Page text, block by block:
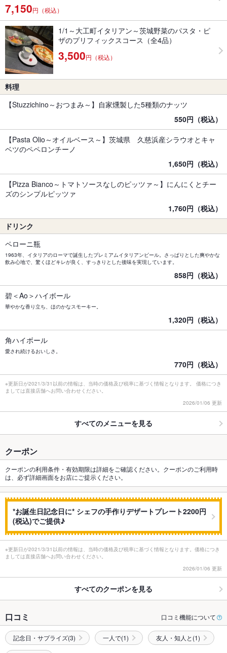
7,150円（税込）
1/1～大工町イタリアン～茨城野菜のパスタ・ピ
ザのプリフィックスコース（全4品）
3,500円（税込）
料理
【Stuzzichino～おつまみ～】自家燻製した5種類のナッツ
550円（税込）
【Pasta Olio～オイルベース～】茨城県 久慈浜産シラウオとキャ
ベツのペペロンチーノ
1,650円（税込）
【Pizza Bianco～トマトソースなしのピッツァ～】にんにくとチー
ズのシンプルピッツァ
1,760円（税込）
ドリンク
ペローニ瓶
1963年、イタリアのローマで誕生したプレミアムイタリアンビール。さっぱりとした爽やかな
飲み心地で、驚くほどキレが良く、すっきりとした後味を実現しています。
858円（税込）
碧＜Ao＞ハイボール
華やかな香り立ち、ほのかなスモーキー。
1,320円（税込）
角ハイボール
愛され続けるおいしさ。
770円（税込）
※更新日が2021/3/31以前の情報は、当時の価格及び税率に基づく情報となります。 価格につき
ましては直接店舗へお問い合わせください。
2026/01/06 更新
すべてのメニューを見る
クーポン
クーポンの利用条件・有効期限は詳細をご確認ください。クーポンのご利用時
は、必ず詳細画面をお店にご提示ください。
*お誕生日記念日に* シェフの手作りデザートプレート2200円
(税込)でご提供♪
※更新日が2021/3/31以前の情報は、当時の価格及び税率に基づく情報となります。価格につき
ましては直接店舗へお問い合わせください。
2026/01/06 更新
すべてのクーポンを見る
口コミ 口コミ機能について
記念日・サプライズ(3) 一人で(1) 友人・知人と(1)